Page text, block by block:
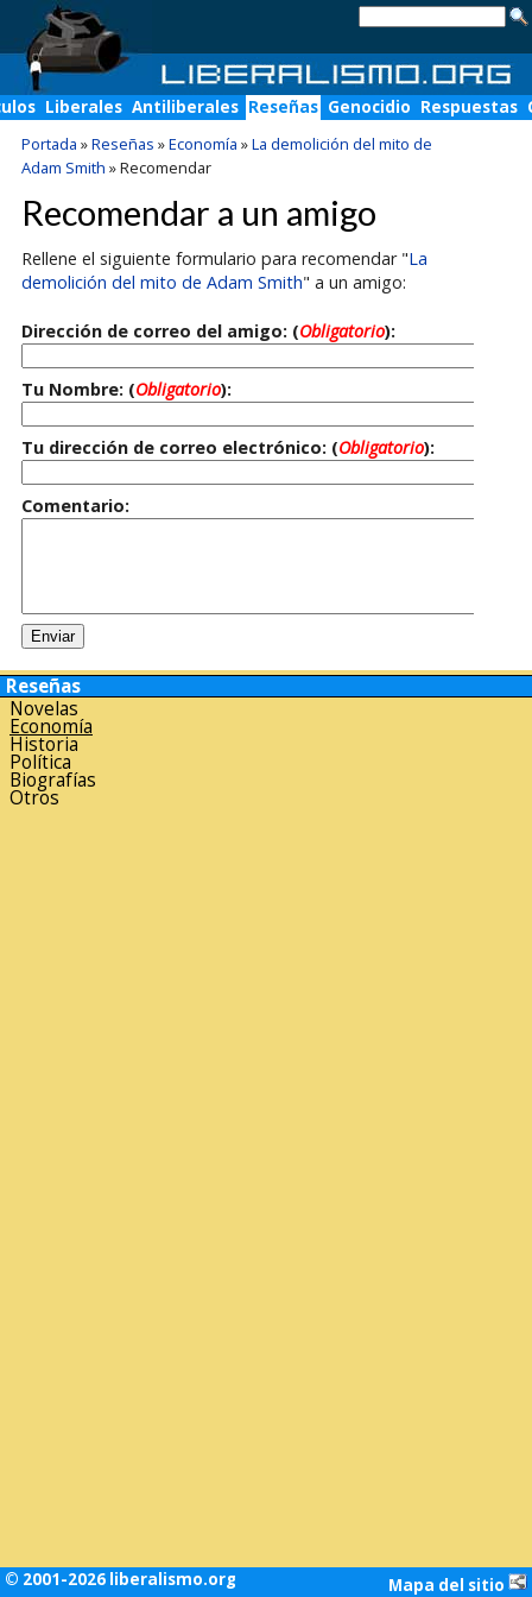
Liberales Antiliberales Reseñas Genocidio Respuestas
Portada »Reseñas »Economía »La demolición del mito de
Adam Smith »Recomendar
Recomendar a un amigo
Rellene el siguiente formulario para recomendar "La
demolición del mito de Adam Smith" a un amigo:
Dirección de correo del amigo: (Obligatorio):
Tu Nombre: (Obligatorio):
Tu dirección de correo electrónico: (Obligatorio):
Comentario:
Reseñas
Novelas
Economía
Historia
Política
Biografías
Otros
© 2001-2026 liberalismo.org Mapa del sitio